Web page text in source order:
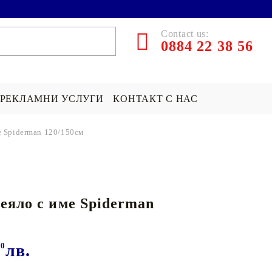
Contact us:
0884 22 38 56
СУИЧЪР ПО ПОРЪЧКА
Star Wars Подаръци
РЕКЛАМНИ УСЛУГИ КОНТАКТ С НАС
Spiderman 120/150см
с име Spiderman
лв.